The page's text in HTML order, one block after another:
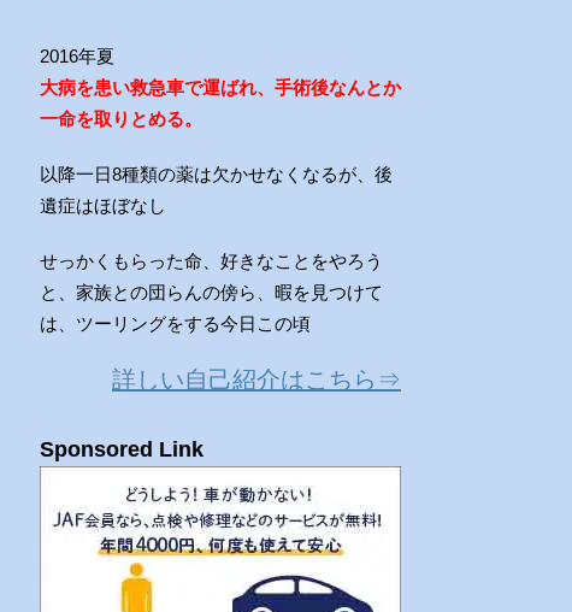
2016年夏
大病を患い救急車で運ばれ、手術後なんとか
一命を取りとめる。
以降一日8種類の薬は欠かせなくなるが、後
遺症はほぼなし
せっかくもらった命、好きなことをやろう
と、家族との団らんの傍ら、暇を見つけて
は、ツーリングをする今日この頃
詳しい自己紹介はこちら⇒
Sponsored Link